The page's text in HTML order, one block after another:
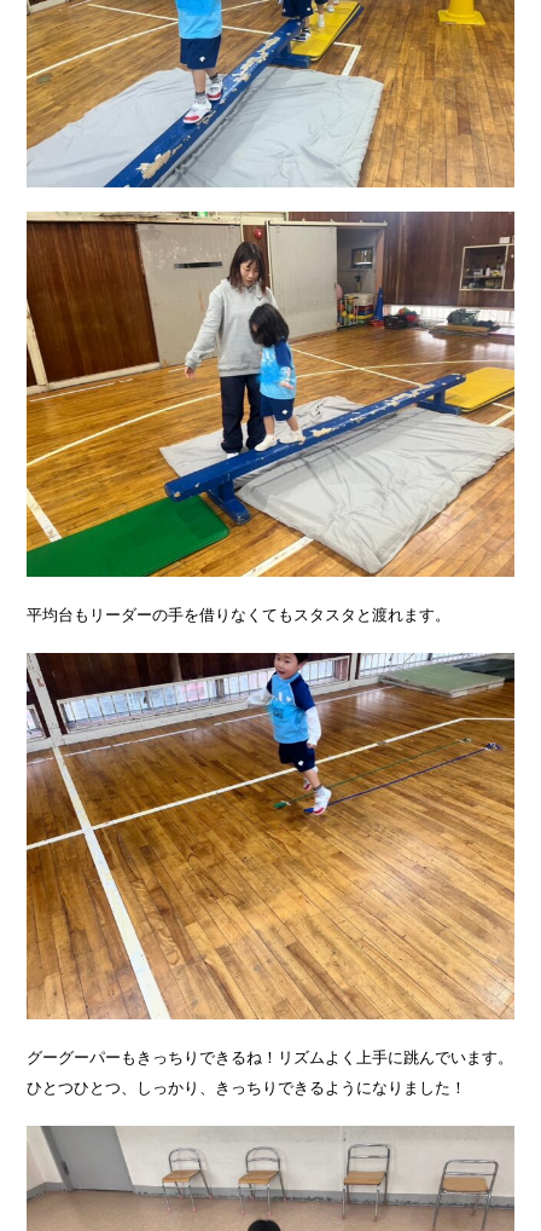
平均台もリーダーの手を借りなくてもスタスタと渡れます。
グーグーパーもきっちりできるね！リズムよく上手に跳んでいます。
ひとつひとつ、しっかり、きっちりできるようになりました！